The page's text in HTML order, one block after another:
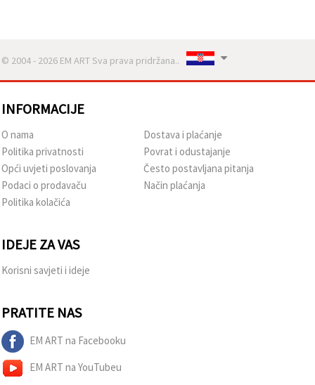
© 2004 - 2026 EM ART Sva prava pridržana..
INFORMACIJE
O nama
Politika privatnosti
Opći uvjeti poslovanja
Podaci o prodavaču
Politika kolačića
Dostava i plaćanje
Povrat i odustajanje
Često postavljana pitanja
Način plaćanja
IDEJE ZA VAS
Korisni savjeti i ideje
PRATITE NAS
EM ART na Facebooku
EM ART na YouTubeu